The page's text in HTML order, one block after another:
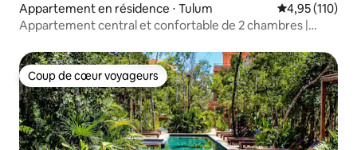
Appartement en résidence ⋅ Tulum Évaluation
4,95 (110)
Appartement central et confortable de 2 chambres |
Coup de cœur voyageurs
Coup de cœur voyageurs